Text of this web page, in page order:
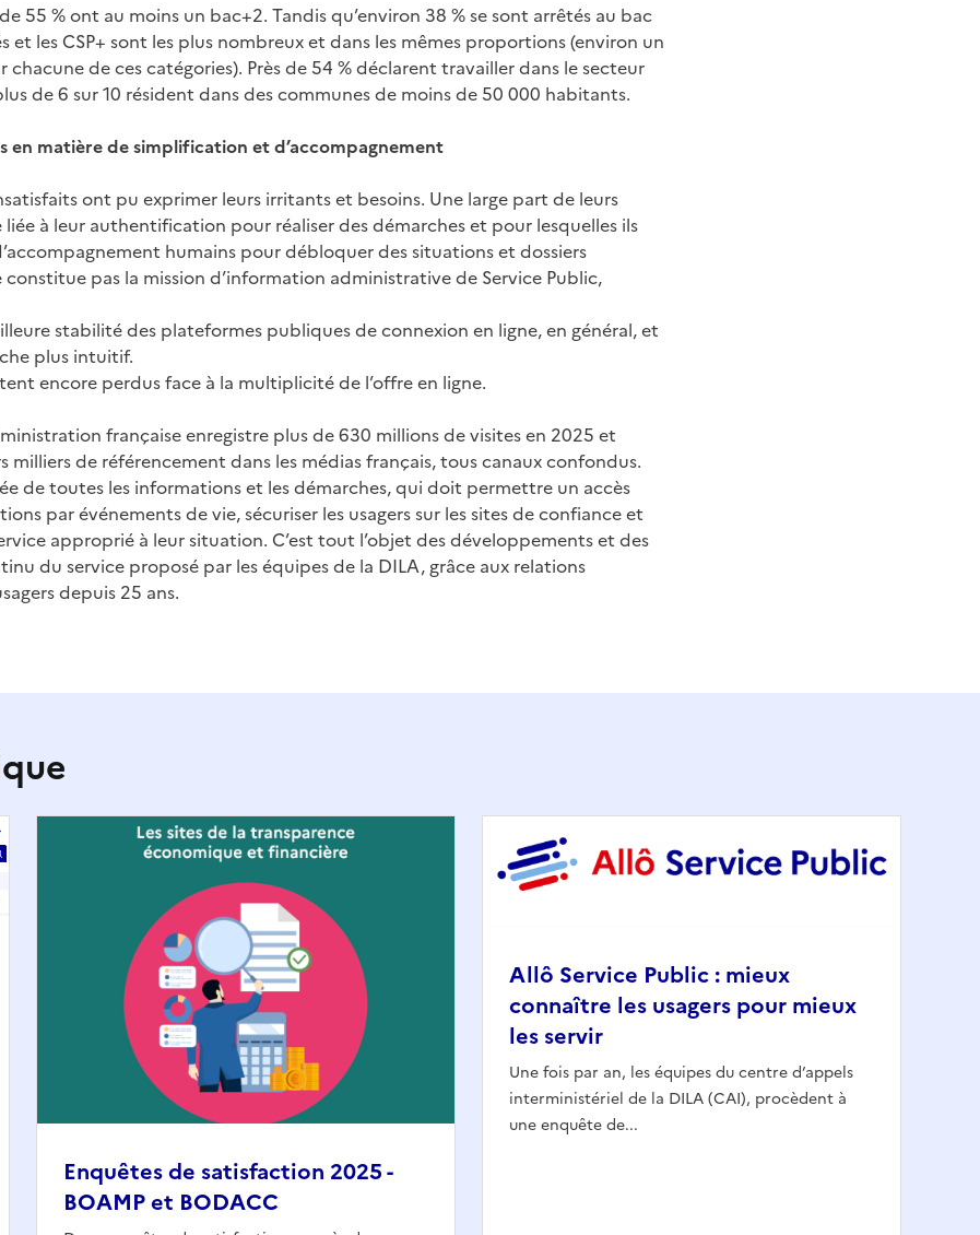
55 % ont au moins un bac+2. Tandis qu’environ 38 % se sont arrêtés au bac
et les CSP+ sont les plus nombreux et dans les mêmes proportions (environ un
chacune de ces catégories). Près de 54 % déclarent travailler dans le secteur
de 6 sur 10 résident dans des communes de moins de 50 000 habitants.
en matière de simplification et d’accompagnement
ont pu exprimer leurs irritants et besoins. Une large part de leurs
à leur authentification pour réaliser des démarches et pour lesquelles ils
humains pour débloquer des situations et dossiers
constitue pas la mission d’information administrative de Service Public,
stabilité des plateformes publiques de connexion en ligne, en général, et
plus intuitif.
encore perdus face à la multiplicité de l’offre en ligne.
française enregistre plus de 630 millions de visites en 2025 et
milliers de référencement dans les médias français, tous canaux confondus.
de toutes les informations et les démarches, qui doit permettre un accès
par événements de vie, sécuriser les usagers sur les sites de confiance et
approprié à leur situation. C’est tout l’objet des développements et des
du service proposé par les équipes de la DILA, grâce aux relations
depuis 25 ans.
Enquêtes de satisfaction 2025 -
BOAMP et BODACC
Allô Service Public : mieux
connaître les usagers pour mieux
les servir
Une fois par an, les équipes du centre d’appels
interministériel de la DILA (CAI), procèdent à
une enquête de...